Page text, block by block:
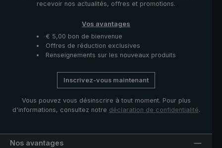
recevoir nos actualités, offres et promotions.
Vos avantages
€ 5,00 bon de bienvenue
Offres de réduction exclusives
Renseignements sur les nouveaux produits
Inscrivez-vous maintenant
Vous pouvez vous désinscrire à tout moment. Pour plus
d'informations, consultez notre déclaration de confidentialité.
Nos avantages